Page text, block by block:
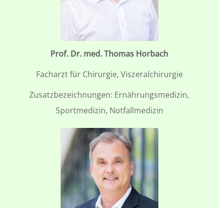
Prof. Dr. med. Thomas Horbach
Facharzt für Chirurgie, Viszeralchirurgie
Zusatzbezeichnungen: Ernährungsmedizin,
Sportmedizin, Notfallmedizin